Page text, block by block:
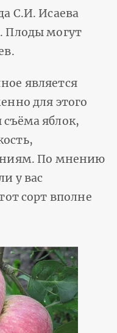
С.И. Исаева
Плоды могут
является
для этого
яблок,
По мнению
у вас
сорт вполне